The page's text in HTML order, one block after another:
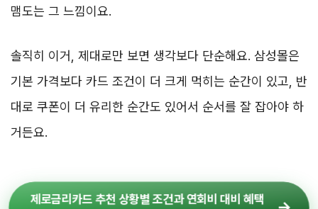
맴도는 그 느낌이요.
솔직히 이거, 제대로만 보면 생각보다 단순해요. 삼성몰은
기본 가격보다 카드 조건이 더 크게 먹히는 순간이 있고, 반
대로 쿠폰이 더 유리한 순간도 있어서 순서를 잘 잡아야 하
거든요.
제로금리카드 추천 상황별 조건과 연회비 대비 혜택